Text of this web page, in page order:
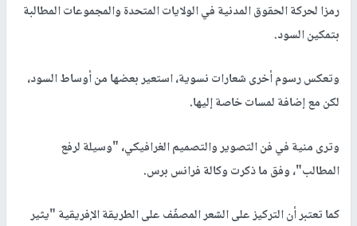
رمزا لحركة الحقوق المدنية في الولايات المتحدة والمجموعات المطالبة
بتمكين السود.
وتعكس رسوم أخرى شعارات نسوية، استعير بعضها من أوساط السود،
لكن مع إضافة لمسات خاصة إليها.
وترى منية في فن التصوير والتصميم الغرافيكي، "وسيلة لرفع
المطالب"، وفق ما ذكرت وكالة فرانس برس.
كما تعتبر أن التركيز على الشعر المصفّف على الطريقة الإفريقية "يثير